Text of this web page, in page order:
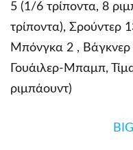
5 (1/6 τρίποντα, 8
τρίποντα), Σρούντερ
Μπόνγκα 2 , Βάγκνερ
Γουάιλερ-Μπαμπ,
ριμπάουντ)